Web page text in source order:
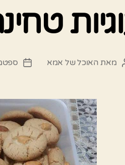
מאת האוכל של אמא
תאריך
ספטמבר